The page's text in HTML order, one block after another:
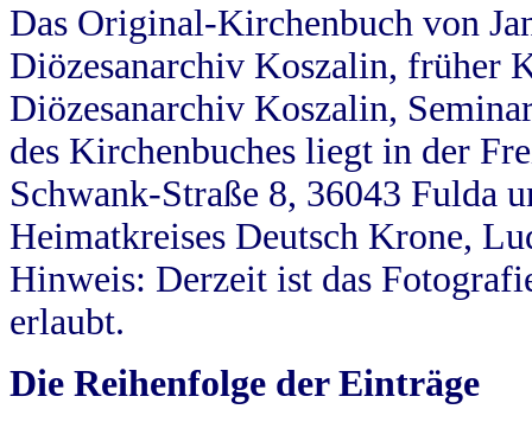
Das Original-Kirchenbuch von
Diözesanarchiv Koszalin, früher
Diözesanarchiv Koszalin,
des Kirchenbuches liegt in der
Schwank-Straße 8, 36043 Fulda
Heimatkreises Deutsch Krone,
Hinweis: Derzeit ist das
erlaubt.
Die Reihenfolge der Einträge